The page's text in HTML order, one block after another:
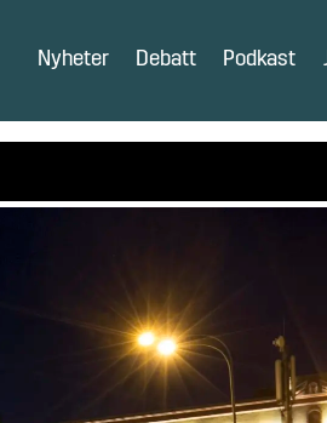
Nyheter Debatt Podkast